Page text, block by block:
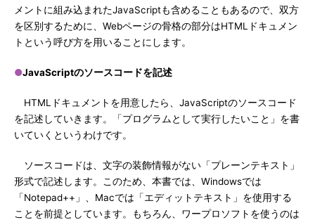
メントに組み込まれたJavaScriptも含めることもあるので、双方
を区別するために、Webページの骨格の部分はHTMLドキュメン
トという呼び方を用いることにします。
●JavaScriptのソースコードを記述
HTMLドキュメントを用意したら、JavaScriptのソースコード
を記述していきます。「プログラムとして実行したいこと」を書
いていくというわけです。
ソースコードは、文字の装飾情報がない「プレーンテキスト」
形式で記述します。このため、本書では、Windowsでは
「Notepad++」、Macでは「エディットテキスト」を使用する
ことを前提としています。もちろん、ワープロソフトを使うのは